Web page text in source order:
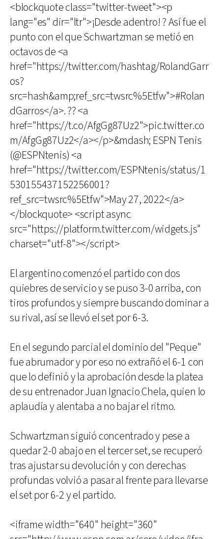
<blockquote class="twitter-tweet"><p
lang="es" dir="ltr">¡Desde adentro! ? Así fue el
punto con el que Schwartzman se metió en
octavos de <a
href="https://twitter.com/hashtag/RolandGarr
os?
src=hash&amp;ref_src=twsrc%5Etfw">#Rolan
dGarros</a>. ?? <a
href="https://t.co/AfgGg87Uz2">pic.twitter.co
m/AfgGg87Uz2</a></p>&mdash; ESPN Tenis
(@ESPNtenis) <a
href="https://twitter.com/ESPNtenis/status/1
530155437152256001?
ref_src=twsrc%5Etfw">May 27, 2022</a>
</blockquote> <script async
src="https://platform.twitter.com/widgets.js"
charset="utf-8"></script>
El argentino comenzó el partido con dos
quiebres de servicio y se puso 3-0 arriba, con
tiros profundos y siempre buscando dominar a
su rival, así se llevó el set por 6-3.
En el segundo parcial el dominio del "Peque"
fue abrumador y por eso no extrañó el 6-1 con
que lo definió y la aprobación desde la platea
de su entrenador Juan Ignacio Chela, quien lo
aplaudía y alentaba a no bajar el ritmo.
Schwartzman siguió concentrado y pese a
quedar 2-0 abajo en el tercer set, se recuperó
tras ajustar su devolución y con derechas
profundas volvió a pasar al frente para llevarse
el set por 6-2 y el partido.
<iframe width="640" height="360"